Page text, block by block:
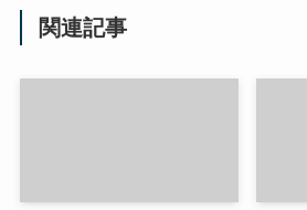
関連記事